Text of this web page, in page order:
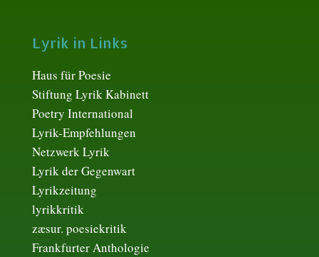
Lyrik in Links
Haus für Poesie
Stiftung Lyrik Kabinett
Poetry International
Lyrik-Empfehlungen
Netzwerk Lyrik
Lyrik der Gegenwart
Lyrikzeitung
lyrikkritik
zæsur. poesiekritik
Frankfurter Anthologie